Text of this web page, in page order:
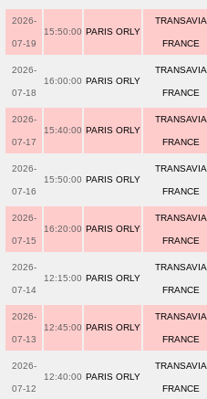
2026-
07-19
15:50:00 PARIS ORLY
TRANSAVIA
FRANCE
2026-
07-18
16:00:00 PARIS ORLY
TRANSAVIA
FRANCE
2026-
07-17
15:40:00 PARIS ORLY
TRANSAVIA
FRANCE
2026-
07-16
15:50:00 PARIS ORLY
TRANSAVIA
FRANCE
2026-
07-15
16:20:00 PARIS ORLY
TRANSAVIA
FRANCE
2026-
07-14
12:15:00 PARIS ORLY
TRANSAVIA
FRANCE
2026-
07-13
12:45:00 PARIS ORLY
TRANSAVIA
FRANCE
2026-
07-12
12:40:00 PARIS ORLY
TRANSAVIA
FRANCE